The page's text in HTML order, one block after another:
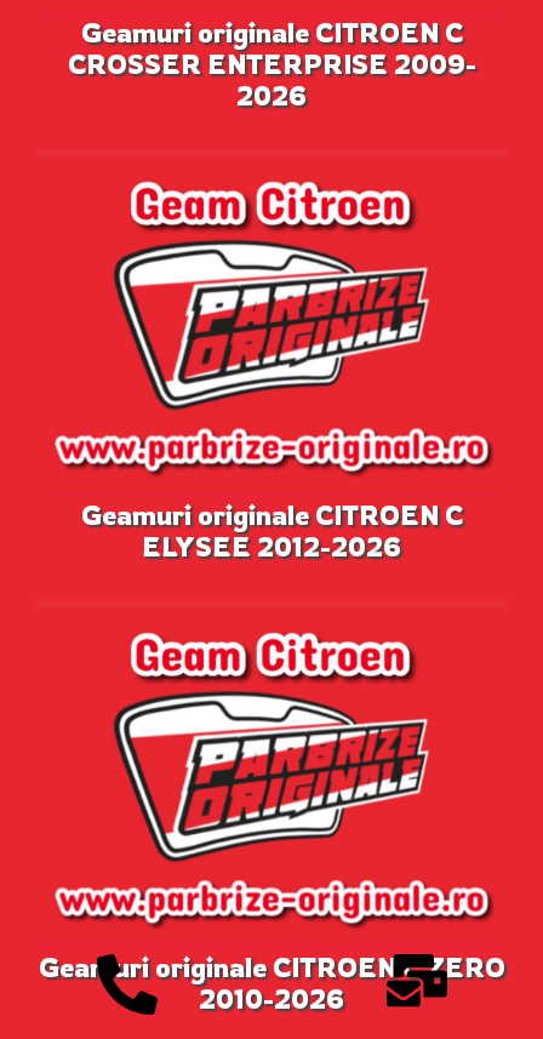
Geamuri originale CITROEN C
CROSSER ENTERPRISE 2009-
2026
Geamuri originale CITROEN C
ELYSEE 2012-2026
Geamuri originale CITROEN C ZERO
2010-2026